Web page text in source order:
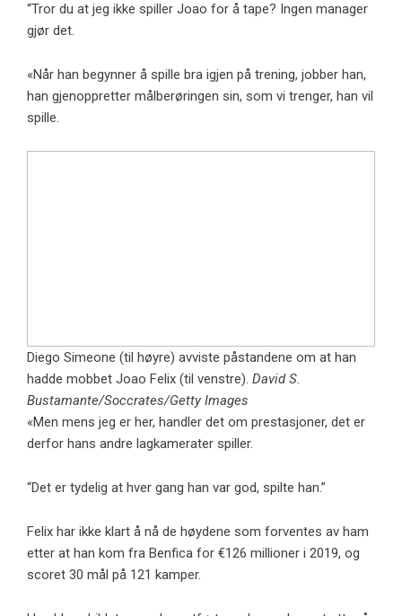
“Tror du at jeg ikke spiller Joao for å tape? Ingen manager
gjør det.
«Når han begynner å spille bra igjen på trening, jobber han,
han gjenoppretter målberøringen sin, som vi trenger, han vil
spille.
Diego Simeone (til høyre) avviste påstandene om at han
hadde mobbet Joao Felix (til venstre). David S.
Bustamante/Soccrates/Getty Images
«Men mens jeg er her, handler det om prestasjoner, det er
derfor hans andre lagkamerater spiller.
“Det er tydelig at hver gang han var god, spilte han.”
Felix har ikke klart å nå de høydene som forventes av ham
etter at han kom fra Benfica for €126 millioner i 2019, og
scoret 30 mål på 121 kamper.